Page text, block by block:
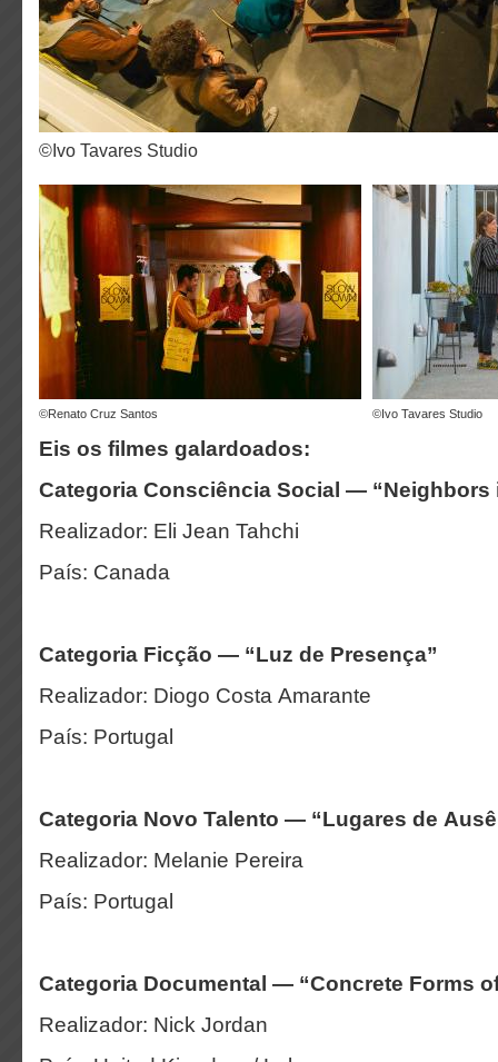
©Ivo Tavares Studio
©Renato Cruz Santos ©Ivo Tavares Studio
Eis os filmes galardoados:
Categoria Consciência Social — “Neighbors
Realizador: Eli Jean Tahchi
País: Canada
Categoria Ficção — “Luz de Presença”
Realizador: Diogo Costa Amarante
País: Portugal
Categoria Novo Talento — “Lugares de
Realizador: Melanie Pereira
País: Portugal
Categoria Documental — “Concrete Forms
Realizador: Nick Jordan